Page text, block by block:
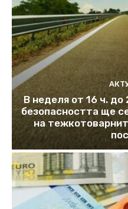
В неделя от 16 ч. до
безопасността ще
на